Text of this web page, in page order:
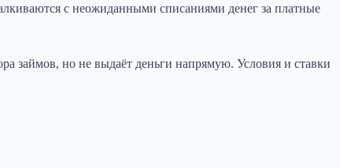
с неожиданными списаниями денег за платные
займов, но не выдаёт деньги напрямую. Условия и ставки